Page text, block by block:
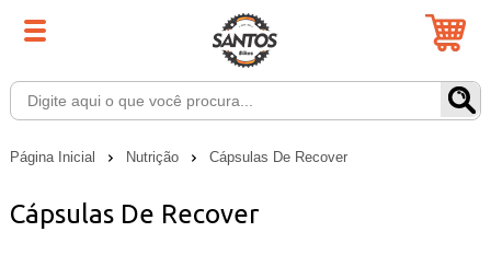
Página Inicial Nutrição Cápsulas De Recover
Cápsulas De Recover